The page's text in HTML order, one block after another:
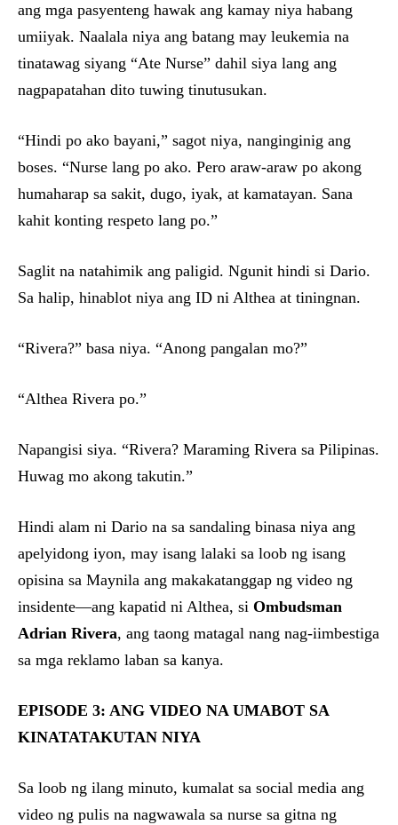
ang mga pasyenteng hawak ang kamay niya habang
umiiyak. Naalala niya ang batang may leukemia na
tinatawag siyang “Ate Nurse” dahil siya lang ang
nagpapatahan dito tuwing tinutusukan.
“Hindi po ako bayani,” sagot niya, nanginginig ang
boses. “Nurse lang po ako. Pero araw-araw po akong
humaharap sa sakit, dugo, iyak, at kamatayan. Sana
kahit konting respeto lang po.”
Saglit na natahimik ang paligid. Ngunit hindi si Dario.
Sa halip, hinablot niya ang ID ni Althea at tiningnan.
“Rivera?” basa niya. “Anong pangalan mo?”
“Althea Rivera po.”
Napangisi siya. “Rivera? Maraming Rivera sa Pilipinas.
Huwag mo akong takutin.”
Hindi alam ni Dario na sa sandaling binasa niya ang
apelyidong iyon, may isang lalaki sa loob ng isang
opisina sa Maynila ang makakatanggap ng video ng
insidente—ang kapatid ni Althea, si Ombudsman
Adrian Rivera, ang taong matagal nang nag-iimbestiga
sa mga reklamo laban sa kanya.
EPISODE 3: ANG VIDEO NA UMABOT SA
KINATATAKUTAN NIYA
Sa loob ng ilang minuto, kumalat sa social media ang
video ng pulis na nagwawala sa nurse sa gitna ng